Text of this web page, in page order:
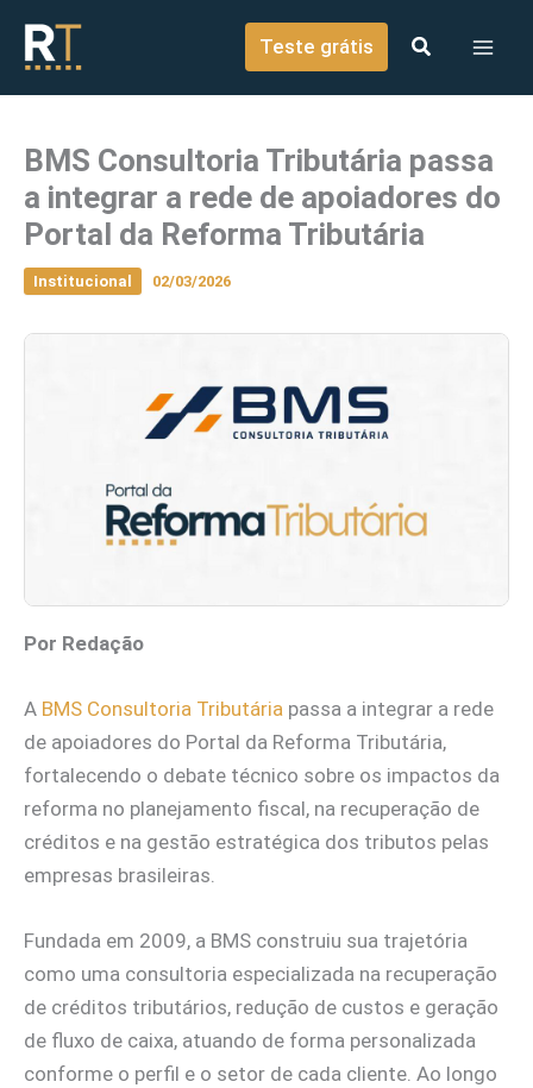
conteúdo
Teste grátis
BMS Consultoria Tributária passa
a integrar a rede de apoiadores do
Portal da Reforma Tributária
Institucional 02/03/2026
Por Redação
A BMS Consultoria Tributária passa a integrar a rede
de apoiadores do Portal da Reforma Tributária,
fortalecendo o debate técnico sobre os impactos da
reforma no planejamento fiscal, na recuperação de
créditos e na gestão estratégica dos tributos pelas
empresas brasileiras.
Fundada em 2009, a BMS construiu sua trajetória
como uma consultoria especializada na recuperação
de créditos tributários, redução de custos e geração
de fluxo de caixa, atuando de forma personalizada
conforme o perfil e o setor de cada cliente. Ao longo